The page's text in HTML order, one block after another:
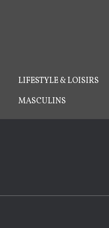
LIFESTYLE & LOISIRS
MASCULINS